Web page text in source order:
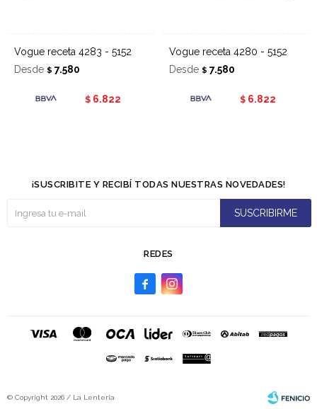
Vogue receta 4283 - 5152
Desde $ 7.580
$ 6.822
Vogue receta 4280 - 5152
Desde $ 7.580
$ 6.822
REDES
 
¡SUSCRIBITE Y RECIBÍ TODAS NUESTRAS NOVEDADES!
SUSCRIBIRME
© Copyright 2026 / La Lenteria